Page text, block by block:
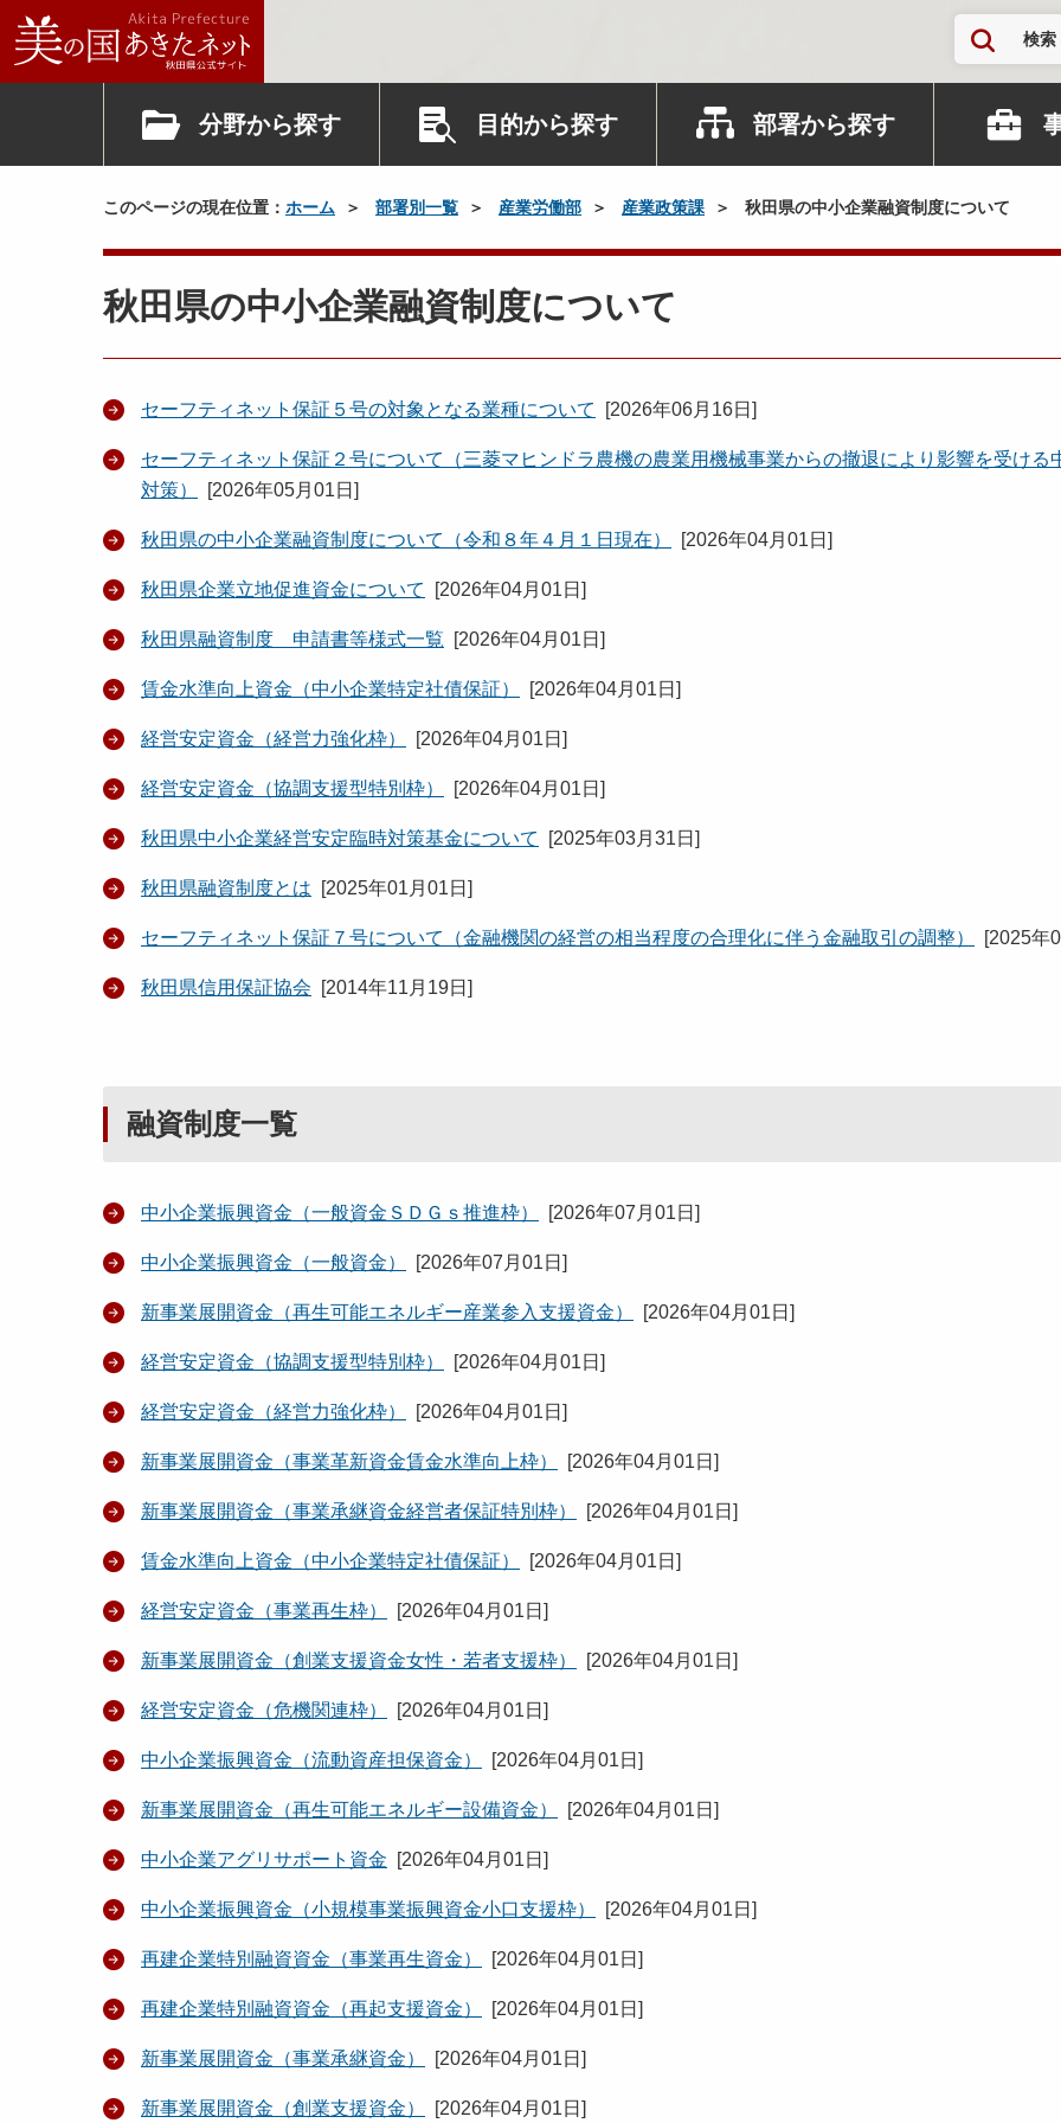
検索
分野から探す 目的から探す 部署から探す
このページの現在位置： ホーム 部署別一覧 産業労働部 産業政策課 秋田県の中小企業融資制度について
秋田県の中小企業融資制度について
セーフティネット保証５号の対象となる業種について [2026年06月16日 ]
セーフティネット保証２号について（三菱マヒンドラ農機の農業用機械事業からの撤退により影響を受ける
対策）
[2026年05月01日 ]
秋田県の中小企業融資制度について（令和８年４月１日現在） [2026年04月01日 ]
秋田県企業立地促進資金について [2026年04月01日 ]
秋田県融資制度 申請書等様式一覧 [2026年04月01日 ]
賃金水準向上資金（中小企業特定社債保証） [2026年04月01日 ]
経営安定資金（経営力強化枠） [2026年04月01日 ]
経営安定資金（協調支援型特別枠） [2026年04月01日 ]
秋田県中小企業経営安定臨時対策基金について [2025年03月31日 ]
秋田県融資制度とは [2025年01月01日 ]
セーフティネット保証７号について（金融機関の経営の相当程度の合理化に伴う金融取引の調整） [2025年
秋田県信用保証協会 [2014年11月19日 ]
融資制度一覧
中小企業振興資金（一般資金ＳＤＧｓ推進枠） [2026年07月01日 ]
中小企業振興資金（一般資金） [2026年07月01日 ]
新事業展開資金（再生可能エネルギー産業参入支援資金） [2026年04月01日 ]
経営安定資金（協調支援型特別枠） [2026年04月01日 ]
経営安定資金（経営力強化枠） [2026年04月01日 ]
新事業展開資金（事業革新資金賃金水準向上枠） [2026年04月01日 ]
新事業展開資金（事業承継資金経営者保証特別枠） [2026年04月01日 ]
賃金水準向上資金（中小企業特定社債保証） [2026年04月01日 ]
経営安定資金（事業再生枠） [2026年04月01日 ]
新事業展開資金（創業支援資金女性・若者支援枠） [2026年04月01日 ]
経営安定資金（危機関連枠） [2026年04月01日 ]
中小企業振興資金（流動資産担保資金） [2026年04月01日 ]
新事業展開資金（再生可能エネルギー設備資金） [2026年04月01日 ]
中小企業アグリサポート資金 [2026年04月01日 ]
中小企業振興資金（小規模事業振興資金小口支援枠） [2026年04月01日 ]
再建企業特別融資資金（事業再生資金） [2026年04月01日 ]
再建企業特別融資資金（再起支援資金） [2026年04月01日 ]
新事業展開資金（事業承継資金） [2026年04月01日 ]
新事業展開資金（創業支援資金） [2026年04月01日 ]